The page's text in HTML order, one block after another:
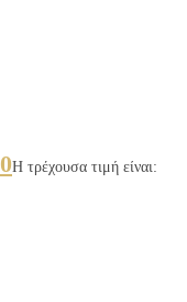
Η τρέχουσα τιμή είναι: